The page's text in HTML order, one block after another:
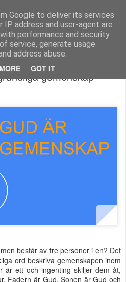
Google to deliver its services
IP address and user-agent are
performance and security
service, generate usage
address abuse.
GOT IT
gemenskap
består av tre personer i en? Det
ord beskriva gemenskapen inom
är ett och ingenting skiljer dem åt,
Fadern är Gud, Sonen är Gud och